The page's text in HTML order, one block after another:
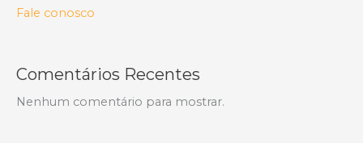
Fale conosco
Comentários Recentes
Nenhum comentário para mostrar.